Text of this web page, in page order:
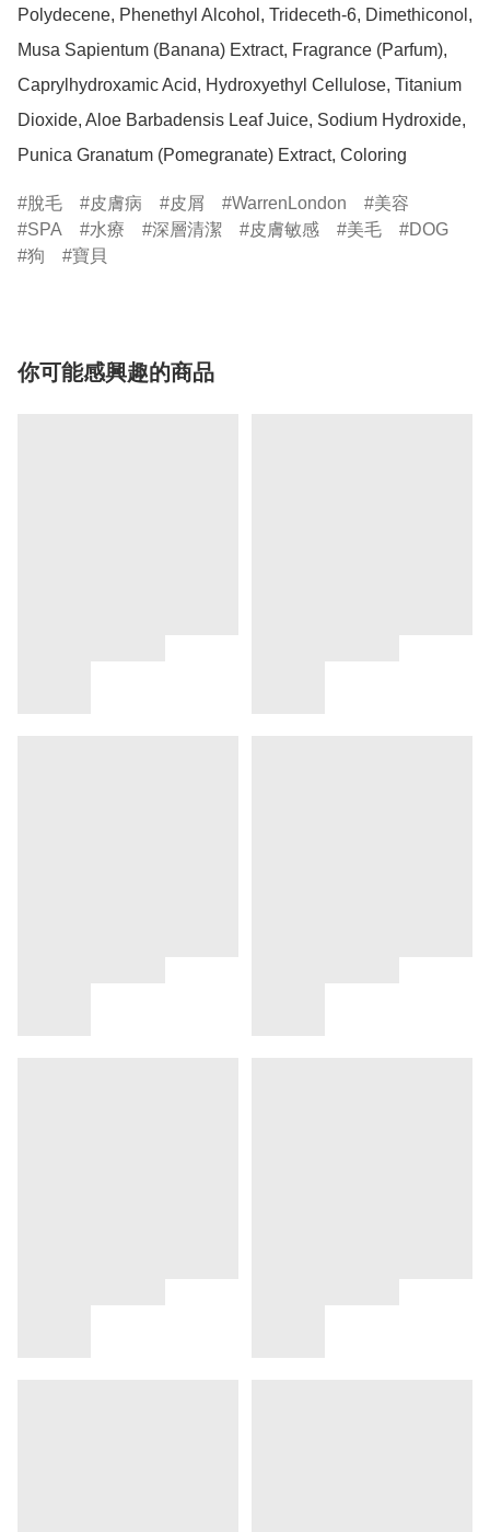
Polydecene, Phenethyl Alcohol, Trideceth-6, Dimethiconol,
Musa Sapientum (Banana) Extract, Fragrance (Parfum),
Caprylhydroxamic Acid, Hydroxyethyl Cellulose, Titanium
Dioxide, Aloe Barbadensis Leaf Juice, Sodium Hydroxide,
Punica Granatum (Pomegranate) Extract, Coloring
脫毛 皮膚病 皮屑 WarrenLondon
美容
SPA
水療 深層清潔 皮膚敏感 美毛
DOG
狗
寶貝
你可能感興趣的商品